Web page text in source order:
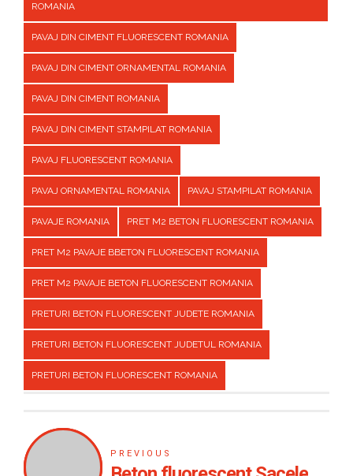
ROMANIA
PAVAJ DIN CIMENT FLUORESCENT ROMANIA
PAVAJ DIN CIMENT ORNAMENTAL ROMANIA
PAVAJ DIN CIMENT ROMANIA
PAVAJ DIN CIMENT STAMPILAT ROMANIA
PAVAJ FLUORESCENT ROMANIA
PAVAJ ORNAMENTAL ROMANIA PAVAJ STAMPILAT ROMANIA
PAVAJE ROMANIA PRET M2 BETON FLUORESCENT ROMANIA
PRET M2 PAVAJE BBETON FLUORESCENT ROMANIA
PRET M2 PAVAJE BETON FLUORESCENT ROMANIA
PRETURI BETON FLUORESCENT JUDETE ROMANIA
PRETURI BETON FLUORESCENT JUDETUL ROMANIA
PRETURI BETON FLUORESCENT ROMANIA
PREVIOUS